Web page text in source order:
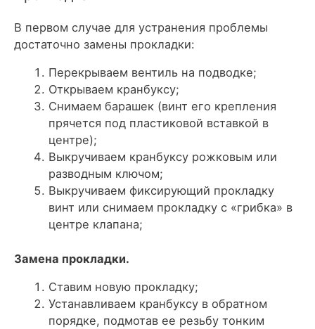
В первом случае для устранения проблемы
достаточно замены прокладки:
Перекрываем вентиль на подводке;
Открываем кранбуксу;
Снимаем барашек (винт его крепления
прячется под пластиковой вставкой в
центре);
Выкручиваем кранбуксу рожковым или
разводным ключом;
Выкручиваем фиксирующий прокладку
винт или снимаем прокладку с «грибка» в
центре клапана;
Замена прокладки.
Ставим новую прокладку;
Устанавливаем кранбуксу в обратном
порядке, подмотав ее резьбу тонким